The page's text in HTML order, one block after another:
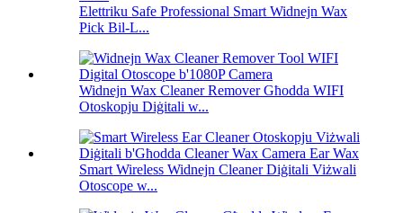
Elettriku Safe Professional Smart Widnejn Wax
Pick Bil-L...
Widnejn Wax Cleaner Remover Għodda WIFI
Otoskopju Diġitali w...
Smart Wireless Widnejn Cleaner Diġitali Viżwali
Otoscope w...